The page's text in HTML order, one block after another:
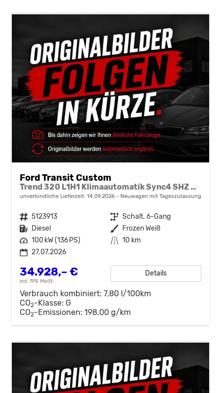
Ford Transit Custom
Trend 320 L1H1 Klimaautomatik Sync4 SHZ 2 x Einparkhilfe Kamera 5JG
unverbindliche Lieferzeit: 14.09.2026 Neuwagen mit Tageszulassung
Fahrzeugnr. 5123913 Getriebe Schalt. 6-Gang
Kraftstoff Diesel Außenfarbe Frozen Weiß
Leistung 100 kW (136 PS) Kilometerstand 10 km
27.07.2026
34.928,– €
incl. 19% MwSt.
Details
Verbrauch kombiniert: 7,80 l/100km
CO2-Klasse: G
CO2-Emissionen: 198,00 g/km